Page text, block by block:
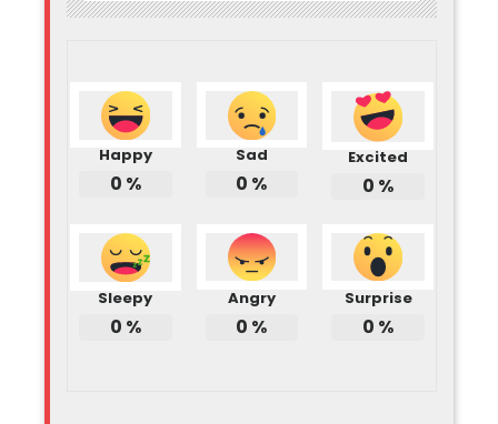
Happy
0 %
Sad
0 %
Excited
0 %
Sleepy
0 %
Angry
0 %
Surprise
0 %